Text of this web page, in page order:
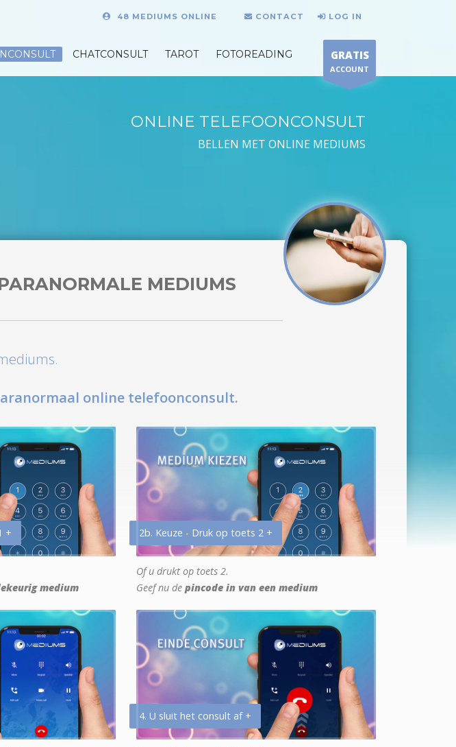
48 MEDIUMS ONLINE CONTACT LOG IN
CHATCONSULT TAROT FOTOREADING GRATIS
ACCOUNT
ONLINE TELEFOONCONSULT
BELLEN MET ONLINE MEDIUMS
MEDIUMS
online telefoonconsult.
+
medium
2b. Keuze - Druk op toets 2 +
Of u drukt op toets 2.
Geef nu de pincode in van een medium
4. U sluit het consult af +